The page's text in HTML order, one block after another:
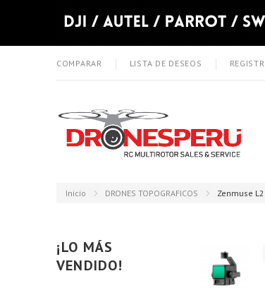
COMPARAR LISTA DE DESEOS
Inicio DRONES TOPOGRAFICOS Zenmuse L2
¡LO MÁS
VENDIDO!